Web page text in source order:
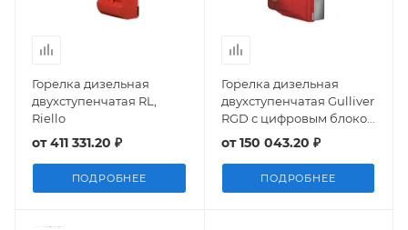
Горелка дизельная
двухступенчатая RL,
Riello
от411 331.20 ₽
ПОДРОБНЕЕ
Горелка дизельная
двухступенчатая Gulliver
RGD с цифровым блоком
управления MO 550,
Riello
от150 043.20 ₽
ПОДРОБНЕЕ